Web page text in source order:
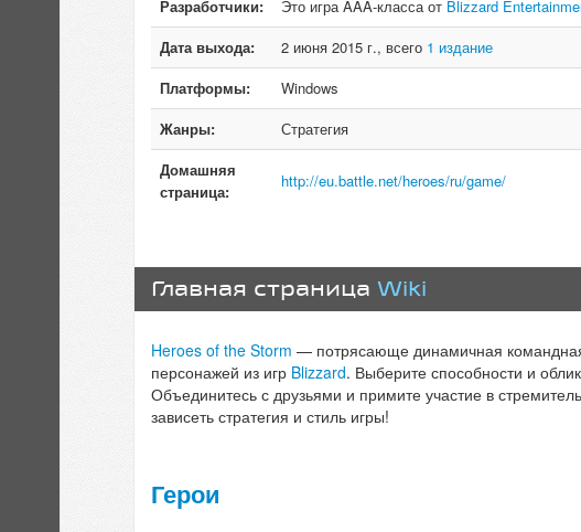
Разработчики:
Это игра AAA-класса от Blizzard
Дата выхода:
2 июня 2015 г., всего 1 издание
Платформы:
Windows
Жанры:
Стратегия
Домашняя
страница:
http://eu.battle.net/heroes/ru/game/
Главная страница Wiki
Heroes of the Storm — потрясающе динамичная
персонажей из игр Blizzard. Выберите способности и
Объединитесь с друзьями и примите участие в
зависеть стратегия и стиль игры!
Герои